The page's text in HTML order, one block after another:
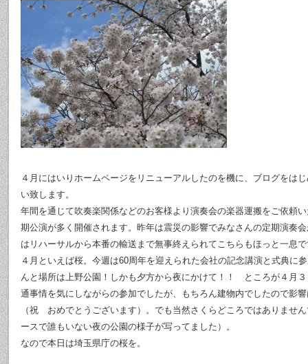
４月にはいりホームページをリニューアルしたのを機に、ブログをは
い致します。
年間を通じて吹奏楽関係などのお客様より演奏会の楽器運搬をご依頼
期公演が多く開催されます。昨年は震災の影響でみなさんの定期演奏
はリハーサルから本番の輸送まで無事終えられてこちらもほっと一息
４月といえば桜。今週は60周年を迎えられた会社の記念講演と式典に
んと場所は上野公園！しかも夕方から夜にかけて！！ ところが４月
通事情を気にしながらの参加でしたが、もちろん建物内でしたので影
（祝 おめでとうございます）。でも当然さくらどころではありませ
ースで誰もいない夜の公園の様子が写ってました）。
なので本日は埼玉県庁の桜を。